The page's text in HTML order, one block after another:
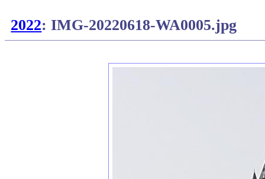
2022: IMG-20220618-WA0005.jpg